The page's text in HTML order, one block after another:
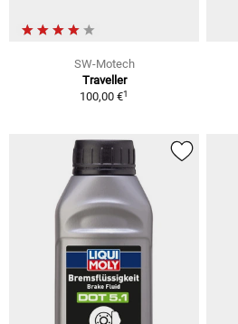
SW-Motech
Traveller
100,00 €1